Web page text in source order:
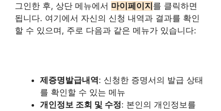
그인한 후, 상단 메뉴에서 마이페이지를 클릭하면
됩니다. 여기에서 자신의 신청 내역과 결과를 확인
할 수 있으며, 주로 다음과 같은 메뉴가 있습니다:
제증명발급내역: 신청한 증명서의 발급 상태
를 확인할 수 있는 메뉴
개인정보 조회 및 수정: 본인의 개인정보를